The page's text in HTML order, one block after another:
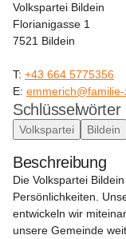
Volkspartei Bildein
Florianigasse 1
7521 Bildein
T: +43 664 5775356
E:
Schlüsselwörter
Volkspartei Bildein
Beschreibung
Die Volkspartei
Persönlichkeiten.
entwickeln wir
unsere Gemeinde